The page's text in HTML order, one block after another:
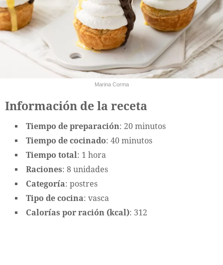
Marina Corma
Información de la receta
Tiempo de preparación: 20 minutos
Tiempo de cocinado: 40 minutos
Tiempo total: 1 hora
Raciones: 8 unidades
Categoría: postres
Tipo de cocina: vasca
Calorías por ración (kcal): 312